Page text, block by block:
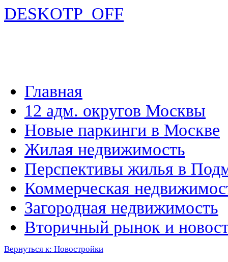
DESKOTP_OFF
Главная
12 адм. округов Москвы
Новые паркинги в Москве
Жилая недвижимость
Перспективы жилья в
Коммерческая
Загородная недвижимость
Вторичный рынок и
Вернуться к: Новостройки